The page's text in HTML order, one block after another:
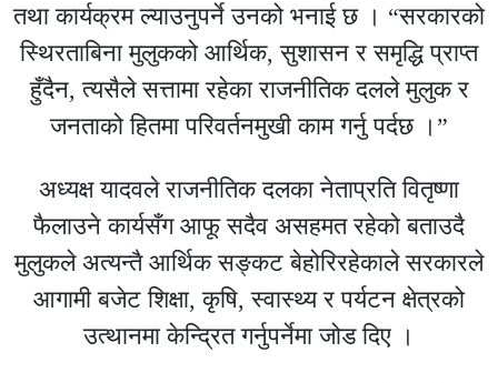
तथा कार्यक्रम ल्याउनुपर्ने उनको भनाई छ । “सरकारको
स्थिरताबिना मुलुकको आर्थिक, सुशासन र समृद्धि प्राप्त
हुँदैन, त्यसैले सत्तामा रहेका राजनीतिक दलले मुलुक र
जनताको हितमा परिवर्तनमुखी काम गर्नु पर्दछ ।”
अध्यक्ष यादवले राजनीतिक दलका नेताप्रति वितृष्णा
फैलाउने कार्यसँग आफू सदैव असहमत रहेको बताउदै
मुलुकले अत्यन्तै आर्थिक सङ्कट बेहोरिरहेकाले सरकारले
आगामी बजेट शिक्षा, कृषि, स्वास्थ्य र पर्यटन क्षेत्रको
उत्थानमा केन्द्रित गर्नुपर्नेमा जोड दिए ।